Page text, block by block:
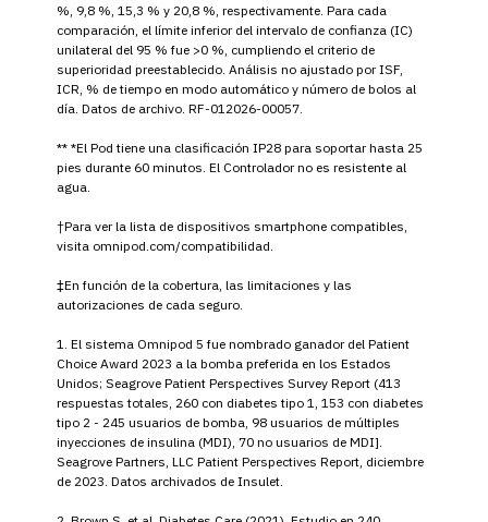
%, 9,8 %, 15,3 % y 20,8 %, respectivamente. Para cada
comparación, el límite inferior del intervalo de confianza (IC)
unilateral del 95 % fue >0 %, cumpliendo el criterio de
superioridad preestablecido. Análisis no ajustado por ISF,
ICR, % de tiempo en modo automático y número de bolos al
día. Datos de archivo. RF-012026-00057.
** *El Pod tiene una clasificación IP28 para soportar hasta 25
pies durante 60 minutos. El Controlador no es resistente al
agua.
†Para ver la lista de dispositivos smartphone compatibles,
visita omnipod.com/compatibilidad.
‡En función de la cobertura, las limitaciones y las
autorizaciones de cada seguro.
1. El sistema Omnipod 5 fue nombrado ganador del Patient
Choice Award 2023 a la bomba preferida en los Estados
Unidos; Seagrove Patient Perspectives Survey Report (413
respuestas totales, 260 con diabetes tipo 1, 153 con diabetes
tipo 2 - 245 usuarios de bomba, 98 usuarios de múltiples
inyecciones de insulina (MDI), 70 no usuarios de MDI].
Seagrove Partners, LLC Patient Perspectives Report, diciembre
de 2023. Datos archivados de Insulet.